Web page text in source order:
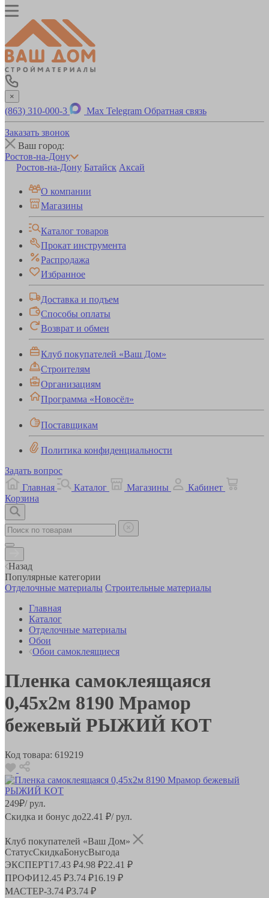
×
(863) 310-000-3 Max Telegram Обратная связь
Заказать звонок
Ваш город:
Ростов-на-Дону
Ростов-на-Дону Батайск Аксай
О компании
Магазины
Каталог товаров
Прокат инструмента
Распродажа
Избранное
Доставка и подъем
Способы оплаты
Возврат и обмен
Клуб покупателей «Ваш Дом»
Строителям
Организациям
Программа «Новосёл»
Поставщикам
Политика конфиденциальности
Задать вопрос
Главная
Каталог Магазины
Кабинет
Корзина
Назад
Популярные категории
Отделочные материалы Строительные материалы
Главная
Каталог
Отделочные материалы
Обои
Обои самоклеящиеся
Пленка самоклеящаяся
0,45х2м 8190 Мрамор
бежевый РЫЖИЙ КОТ
Код товара: 619219
249₽/ рул.
Скидка и бонус до22.41 ₽/ рул.
Клуб покупателей «Ваш Дом»
СтатусСкидкаБонусВыгода
ЭКСПЕРТ17.43 ₽4.98 ₽22.41 ₽
ПРОФИ12.45 ₽3.74 ₽16.19 ₽
МАСТЕР-3.74 ₽3.74 ₽